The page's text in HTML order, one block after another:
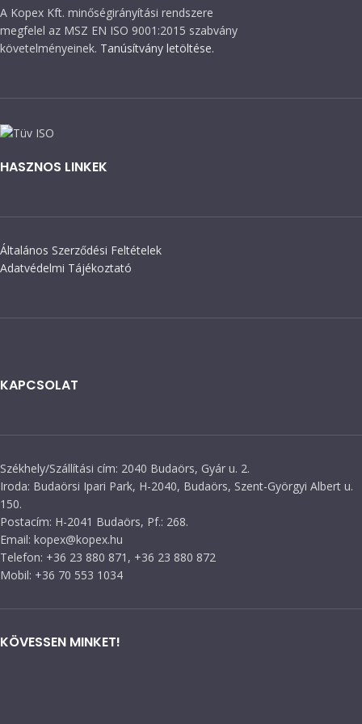
A Kopex Kft. minőségirányítási rendszere
megfelel az MSZ EN ISO 9001:2015 szabvány
követelményeinek. Tanúsítvány letöltése.
HASZNOS LINKEK
Általános Szerződési Feltételek
Adatvédelmi Tájékoztató
KAPCSOLAT
Székhely/Szállítási cím: 2040 Budaörs, Gyár u. 2.
Iroda: Budaörsi Ipari Park, H-2040, Budaörs, Szent-Györgyi Albert u.
150.
Postacím: H-2041 Budaörs, Pf.: 268.
Email: kopex@kopex.hu
Telefon: +36 23 880 871, +36 23 880 872
Mobil: +36 70 553 1034
KÖVESSEN MINKET!